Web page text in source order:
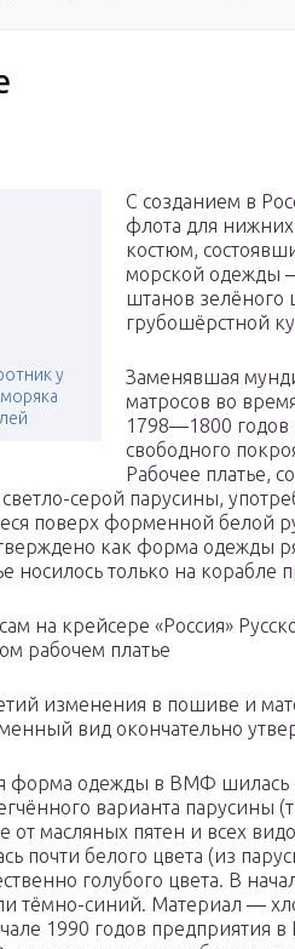
у
С созданием в
флота для
костюм,
морской одежды
штанов зелёного
грубошёрстной
Заменявшая
матросов во
1798—1800 годов
свободного
Рабочее платье,
серой парусины,
поверх форменной белой
как форма одежды
носилось только на
на крейсере «Россия»
рабочем платье
изменения в пошиве и
вид окончательно
форма одежды в ВМФ шилась
варианта парусины
от масляных пятен и всех
почти белого цвета (из
голубого цвета. В
тёмно-синий. Материал —
1990 годов предприятия